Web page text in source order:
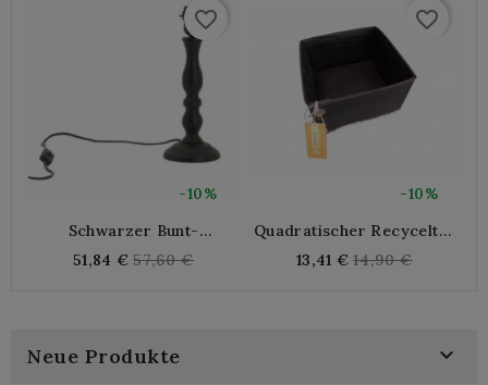
-10%
favorite_border
Schwarzer Bunt-
Lampenschirm, Fußlampe
51,84 € Regular
57,60 €
-10%
favorite_border
Quadratischer Recycelter
Cm
13,41 € Regular
14,90 €
Neue Produkte 